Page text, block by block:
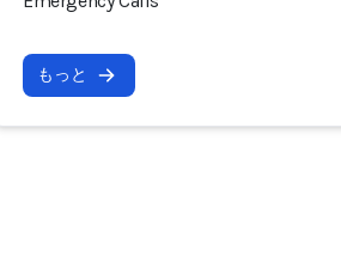
もっと